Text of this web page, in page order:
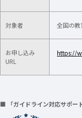
対象者 全国の
お申し込み
URL
https://
■ 「ガイドライン対応サポー